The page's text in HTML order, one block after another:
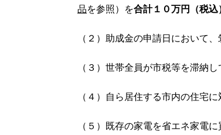
品を参照）を合計１０万円（税込
（２）助成金の申請日において
（３）世帯全員が市税等を滞納
（４）自ら居住する市内の住宅
（５）既存の家電を省エネ家電